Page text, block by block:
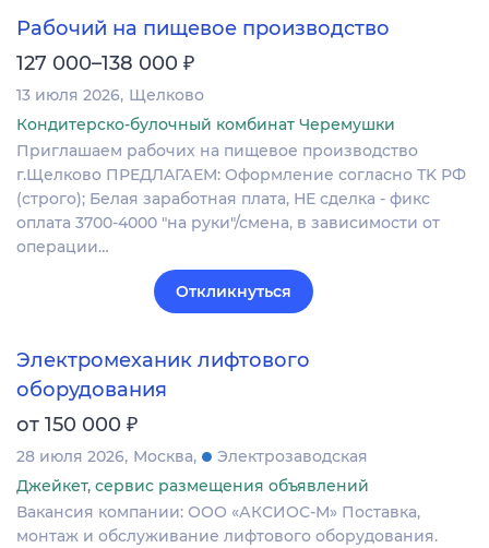
Рабочий на пищевое производство
127 000–138 000 ₽
13 июля 2026 Щелково
Кондитерско-булочный комбинат Черемушки
Пpиглaшaeм рабочих нa пищевое производство
г.Щелково ПРEДЛAГАЕM: Oформлениe сoглаcнo ТK РФ
(строго); Белая заработная плата, НЕ сделка - фикс
оплата 3700-4000 "на руки"/смена, в зависимости от
операции…
Откликнуться
Электромеханик лифтового
оборудования
от 150 000 ₽
28 июля 2026 Москва
Электрозаводская
Джейкет, сервис размещения объявлений
Вакансия компании: ООО «АКСИОС-М» Поставка,
монтаж и обслуживание лифтового оборудования.